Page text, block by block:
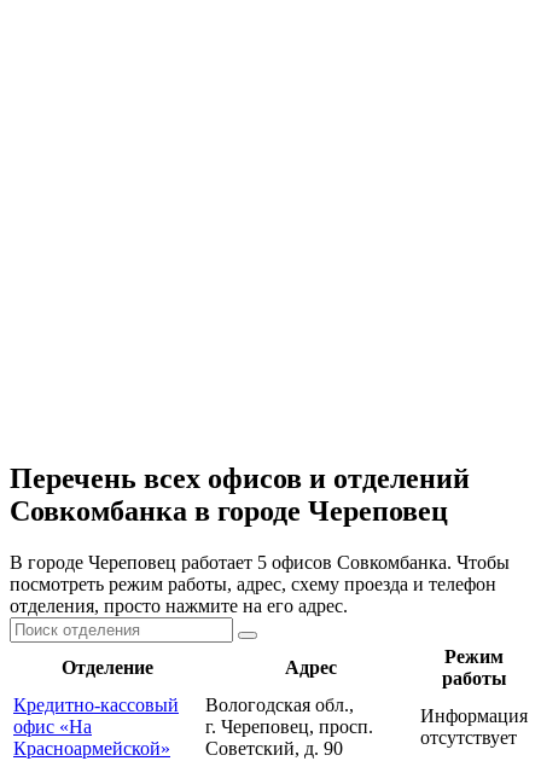
Перечень всех офисов и отделений
Совкомбанка в городе Череповец
В городе Череповец работает 5 офисов Совкомбанка. Чтобы
посмотреть режим работы, адрес, схему проезда и телефон
отделения, просто нажмите на его адрес.
Отделение Адрес
Режим
работы
Кредитно-кассовый
офис «На
Красноармейской»
Вологодская обл.,
г. Череповец, просп.
Советский, д. 90
Информация
отсутствует